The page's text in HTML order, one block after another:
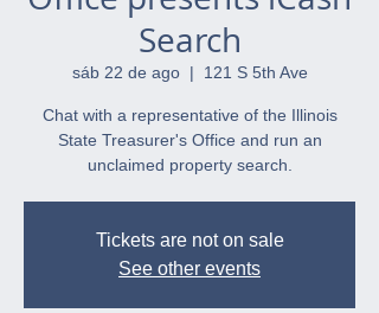
Search
sáb 22 de ago
  |
121 S 5th Ave
Chat with a representative of the Illinois
State Treasurer's Office and run an
unclaimed property search.
Tickets are not on sale
See other events